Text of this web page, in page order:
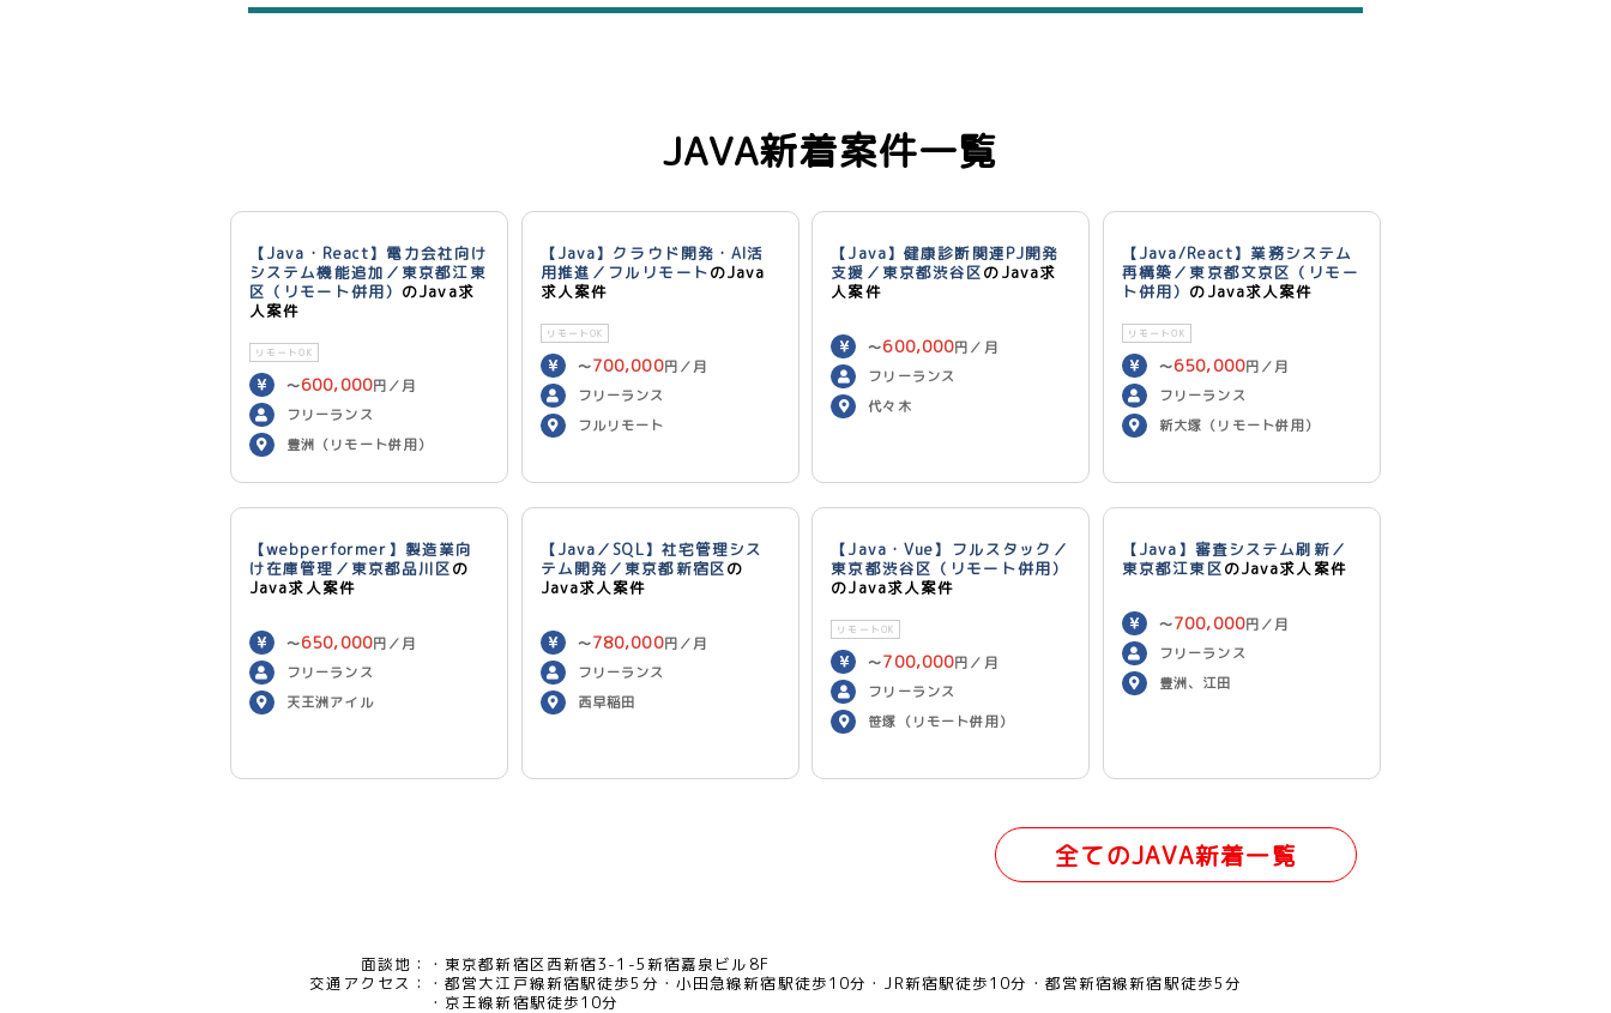
JAVA新着案件一覧
【Java・React】電力会社向け
システム機能追加／東京都江東
区（リモート併用） のJava求
人案件
リモートOK
〜600,000円／月
フリーランス
豊洲（リモート併用）
【Java】クラウド開発・AI活
用推進／フルリモートのJava
求人案件
リモートOK
〜700,000円／月
フリーランス
フルリモート
【Java】健康診断関連PJ開発
支援／東京都渋谷区のJava求
人案件
〜600,000円／月
フリーランス
代々木
【Java/React】業務システム
再構築／東京都文京区（リモー
ト併用） のJava求人案件
リモートOK
〜650,000円／月
フリーランス
新大塚（リモート併用）
【webperformer】製造業向
け在庫管理／東京都品川区の
Java求人案件
〜650,000円／月
フリーランス
天王洲アイル
【Java／SQL】社宅管理シス
テム開発／東京都新宿区の
Java求人案件
〜780,000円／月
フリーランス
西早稲田
【Java・Vue】フルスタック／
東京都渋谷区（リモート併用）
のJava求人案件
リモートOK
〜700,000円／月
フリーランス
笹塚（リモート併用）
【Java】審査システム刷新／
東京都江東区のJava求人案件
〜700,000円／月
フリーランス
豊洲、江田
全てのJAVA新着一覧
面談地：
東京都新宿区西新宿3-1-5新宿嘉泉ビル8F
交通アクセス：
都営大江戸線新宿駅徒歩5分 小田急線新宿駅徒歩10分 JR新宿駅徒歩10分
都営新宿線新宿駅徒歩5分
京王線新宿駅徒歩10分